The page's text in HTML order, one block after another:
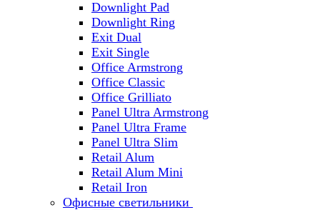
Downlight Pad
Downlight Ring
Exit Dual
Exit Single
Office Armstrong
Office Classic
Office Grilliato
Panel Ultra Armstrong
Panel Ultra Frame
Panel Ultra Slim
Retail Alum
Retail Alum Mini
Retail Iron
Офисные светильники